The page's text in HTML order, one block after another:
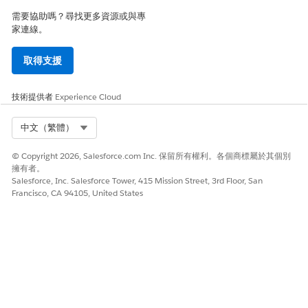
需要協助嗎？尋找更多資源或與專
家連線。
取得支援
技術提供者 Experience Cloud
中文（繁體）
© Copyright 2026, Salesforce.com Inc. 保留所有權利。各個商標屬於其個別
擁有者。
Salesforce, Inc. Salesforce Tower, 415 Mission Street, 3rd Floor, San
Francisco, CA 94105, United States